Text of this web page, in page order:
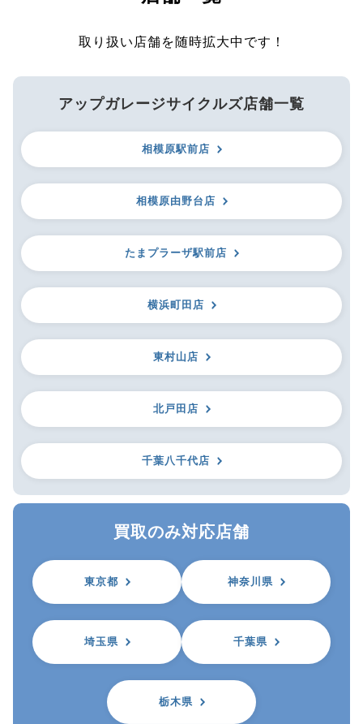
取り扱い店舗を随時拡大中です！
アップガレージサイクルズ店舗一覧
相模原駅前店
相模原由野台店
たまプラーザ駅前店
横浜町田店
東村山店
北戸田店
千葉八千代店
買取のみ対応店舗
東京都 神奈川県
埼玉県 千葉県
栃木県